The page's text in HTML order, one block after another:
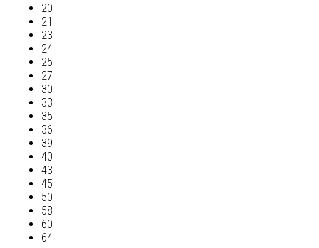
20
21
23
24
25
27
30
33
35
36
39
40
43
45
50
58
60
64